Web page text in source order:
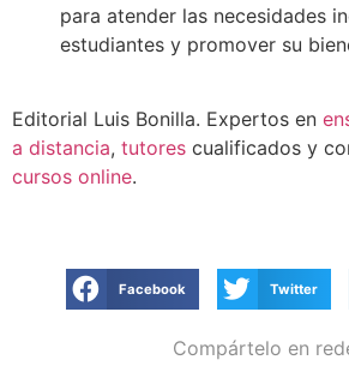
para atender las necesidades
estudiantes y promover su
Editorial Luis Bonilla. Expertos en
a distancia, tutores cualificados y
cursos online.
Facebook Twitter
Compártelo en